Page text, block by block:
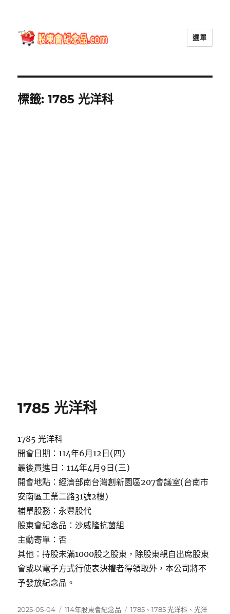
選單
標籤:1785 光洋科
1785 光洋科
1785 光洋科
開會日期：114年6月12日(四)
最後買進日：114年4月9日(三)
開會地點：經濟部南台灣創新園區207會議室(台南市
安南區工業二路31號2樓)
補單股務：永豐股代
股東會紀念品：沙威隆抗菌組
主動寄單：否
其他：持股未滿1000股之股東，除股東親自出席股東
會或以電子方式行使表決權者得領取外，本公司將不
予發放紀念品。
發
2025-05-04
分
114年股東會紀念品
標
1785 、1785 光洋科 、光洋